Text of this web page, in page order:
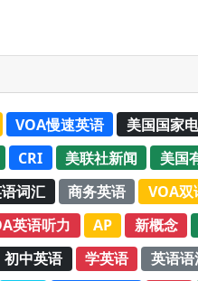
VOA慢速英语 美国国家
CRI 美联社新闻
美国
词汇 商务英语 VOA双
英语听力 AP 新概念
初中英语 学英语 英语语